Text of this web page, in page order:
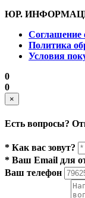
ЮР.
Соглашение
Политика
Условия
0
0
×
Есть вопросы?
* Как вас зовут?
* Ваш Email для
Ваш телефон